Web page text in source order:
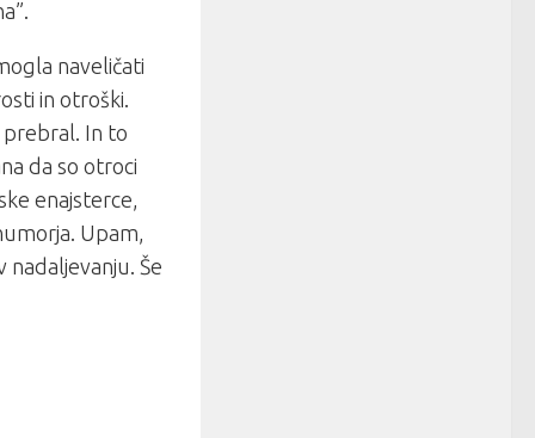
naveličati
in otroški.
prebral. In to
da so otroci
enajsterce,
Upam,
Še